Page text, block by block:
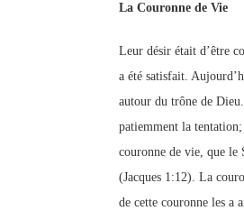
La Couronne de Vie
Leur désir était d’être
a été satisfait.
autour du trône de
patiemment la
couronne de vie, que le
(Jacques 1:12). La
de cette couronne les a